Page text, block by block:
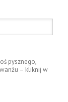
pysznego,
– kliknij w